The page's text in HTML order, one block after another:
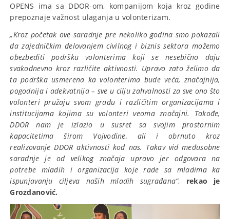
OPENS ima sa DDOR-om, kompanijom koja kroz godine
prepoznaje važnost ulaganja u volonterizam.
„Kroz početak ove saradnje pre nekoliko godina smo pokazali
da zajedničkim delovanjem civilnog i biznis sektora možemo
obezbediti podršku volonterima koji se nesebično daju
svakodnevno kroz različite aktivnosti. Upravo zato želimo da
ta podrška usmerena ka volonterima bude veća, značajnija,
pogodnija i adekvatnija – sve u cilju zahvalnosti za sve ono što
volonteri pružaju svom gradu i različitim organizacijama i
institucijama kojima su volonteri veoma značajni. Takođe,
DDOR nam je izlazio u susret sa svojim prostornim
kapacitetima širom Vojvodine, ali i obrnuto kroz
realizovanje DDOR aktivnosti kod nas. Takav vid međusobne
saradnje je od velikog značaja upravo jer odgovara na
potrebe mladih i organizacija koje rade sa mladima ka
ispunjavanju ciljeva naših mladih sugrađana“, rekao je
Grozdanović.